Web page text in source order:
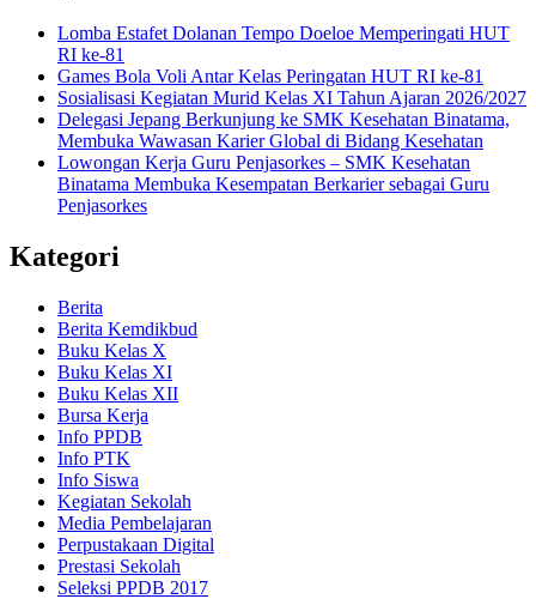
Lomba Estafet Dolanan Tempo Doeloe Memperingati HUT
RI ke-81
Games Bola Voli Antar Kelas Peringatan HUT RI ke-81
Sosialisasi Kegiatan Murid Kelas XI Tahun Ajaran 2026/2027
Delegasi Jepang Berkunjung ke SMK Kesehatan Binatama,
Membuka Wawasan Karier Global di Bidang Kesehatan
Lowongan Kerja Guru Penjasorkes – SMK Kesehatan
Binatama Membuka Kesempatan Berkarier sebagai Guru
Penjasorkes
Kategori
Berita
Berita Kemdikbud
Buku Kelas X
Buku Kelas XI
Buku Kelas XII
Bursa Kerja
Info PPDB
Info PTK
Info Siswa
Kegiatan Sekolah
Media Pembelajaran
Perpustakaan Digital
Prestasi Sekolah
Seleksi PPDB 2017